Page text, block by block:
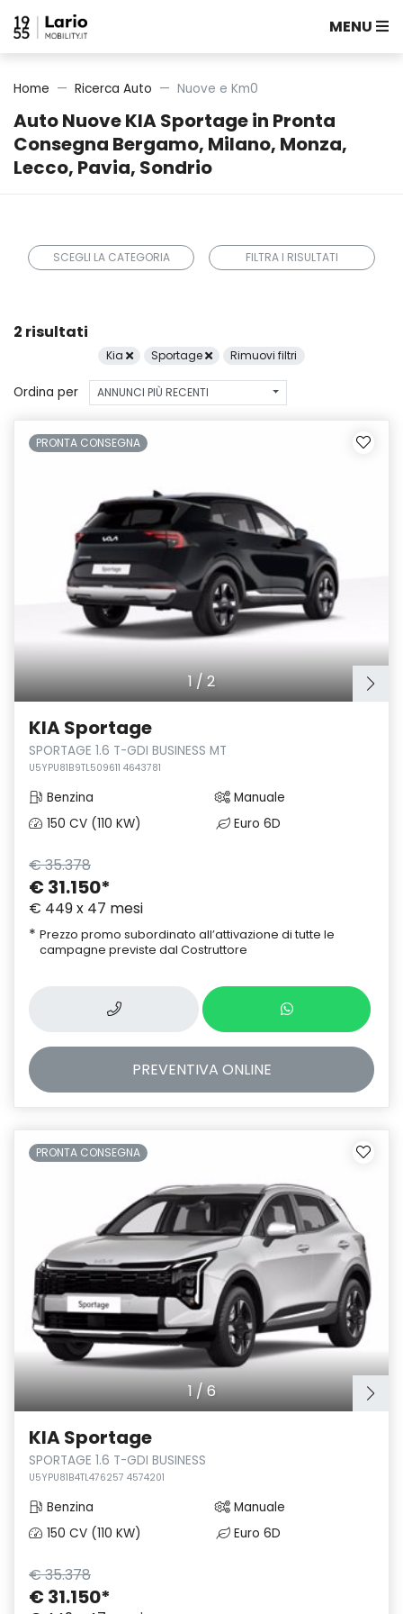
MENU
Auto Nuove KIA Sportage in Pronta
Consegna Bergamo, Milano, Monza,
Lecco, Pavia, Sondrio
Home Ricerca Auto Nuove e Km0
SCEGLI LA CATEGORIA FILTRA I RISULTATI
2 risultati
Kia Sportage Rimuovi filtri
Ordina per ANNUNCI PIÙ RECENTI
1/2
PRONTA CONSEGNA
KIA Sportage
SPORTAGE 1.6 T-GDI BUSINESS MT
U5YPU81B9TL509611 4643781
Benzina
Manuale
150 CV (110 KW)
Euro 6D
€ 35.378
€ 31.150*
€ 449 x 47 mesi
* Prezzo promo subordinato all’attivazione di tutte le
campagne previste dal Costruttore
PREVENTIVA ONLINE
1/6
PRONTA CONSEGNA
KIA Sportage
SPORTAGE 1.6 T-GDI BUSINESS
U5YPU81B4TL476257 4574201
Benzina
Manuale
150 CV (110 KW)
Euro 6D
€ 35.378
€ 31.150*